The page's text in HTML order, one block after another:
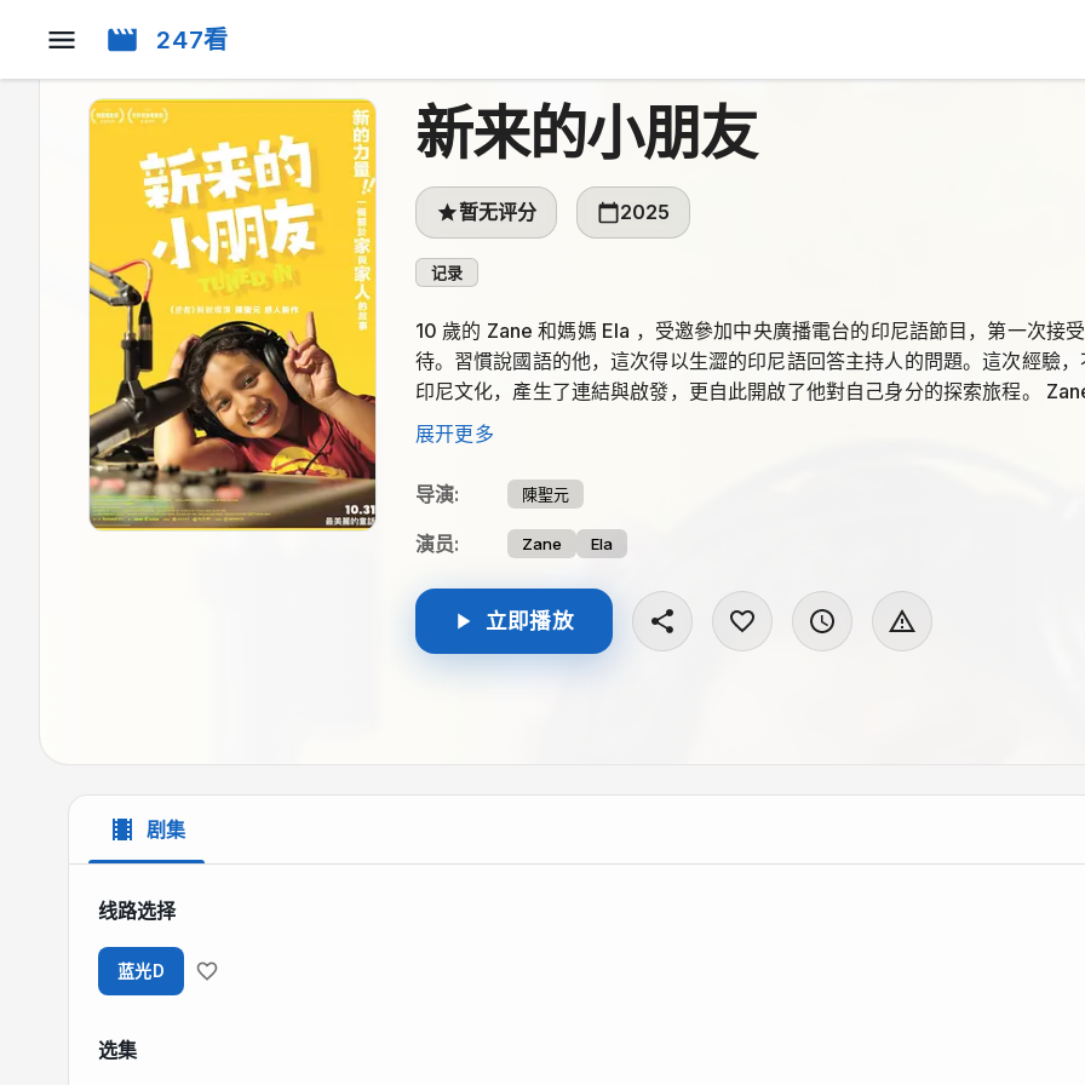
247看
新来的小朋友
暂无评分 2025
记录
10 歲的 Zane 和媽媽 Ela ，受邀參加中央廣播電台的印尼語節目，第一次接
待。習慣說國語的他，這次得以生澀的印尼語回答主持人的問題。這次經驗
印尼文化，產生了連結與啟發，更自此開啟了他對自己身分的探索旅程。
中長大。他從小自認是一個臺灣人，卻隨著年齡的增長，開始對自已身份產
書的爸爸 Ricky，則一邊忙於教學和學術研究，一邊以自身經驗引導 Zane
他理解那不僅是身份的認同，更是一種生活的選擇…。
展开更多
导演: 陳聖元
演员: Zane Ela
立即播放
剧集
线路选择
蓝光D
选集